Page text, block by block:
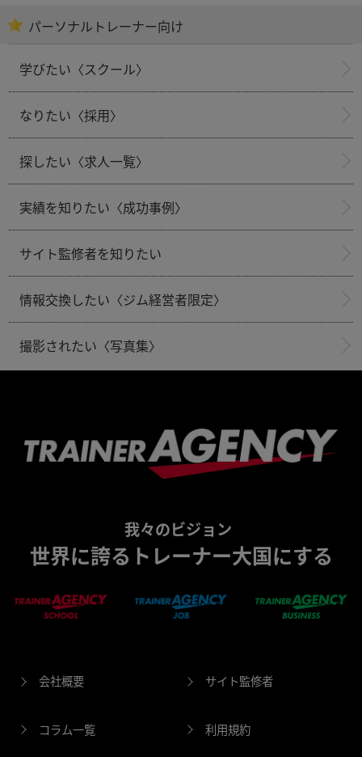
パーソナルトレーナー向け
学びたい〈スクール〉
なりたい〈採用〉
探したい〈求人一覧〉
実績を知りたい〈成功事例〉
サイト監修者を知りたい
情報交換したい〈ジム経営者限定〉
撮影されたい〈写真集〉
我々のビジョン
世界に誇るトレーナー大国にする
会社概要 サイト監修者
コラム一覧 利用規約